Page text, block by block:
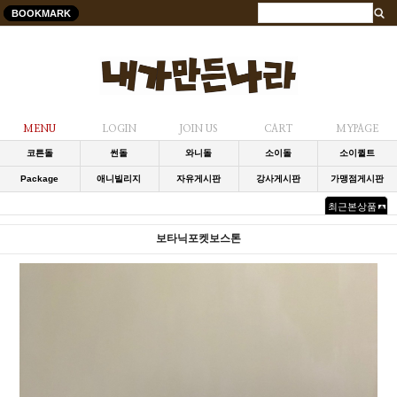
BOOKMARK
MENU LOGIN JOIN US CART MYPAGE
코튼돌 썬돌 와니돌 소이돌 소이퀼트
Package 애니빌리지 자유게시판 강사게시판 가맹점게시판
최근본상품
보타닉포켓보스톤